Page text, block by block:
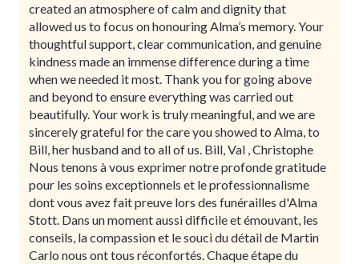
created an atmosphere of calm and dignity that
allowed us to focus on honouring Alma’s memory. Your
thoughtful support, clear communication, and genuine
kindness made an immense difference during a time
when we needed it most. Thank you for going above
and beyond to ensure everything was carried out
beautifully. Your work is truly meaningful, and we are
sincerely grateful for the care you showed to Alma, to
Bill, her husband and to all of us. Bill, Val , Christophe
Nous tenons à vous exprimer notre profonde gratitude
pour les soins exceptionnels et le professionnalisme
dont vous avez fait preuve lors des funérailles d'Alma
Stott. Dans un moment aussi difficile et émouvant, les
conseils, la compassion et le souci du détail de Martin
Carlo nous ont tous réconfortés. Chaque étape du